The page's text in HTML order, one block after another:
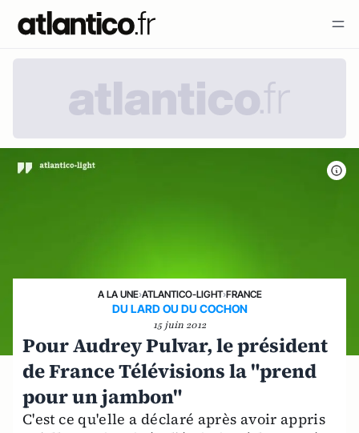
A LA UNE›ATLANTICO-LIGHT›FRANCE
DU LARD OU DU COCHON
15 juin 2012
Pour Audrey Pulvar, le président
de France Télévisions la "prend
pour un jambon"
C'est ce qu'elle a déclaré après avoir appris